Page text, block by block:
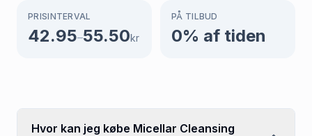
PRISINTERVAL
42.95–55.50kr
PÅ TILBUD
0% af tiden
Hvor kan jeg købe Micellar Cleansing